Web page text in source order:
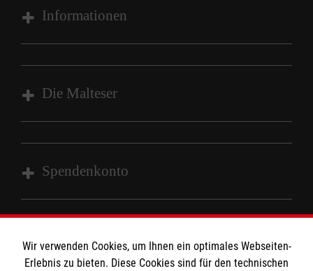
Informationen
Impressum
Datenschutz
Die Malteser
Malteser in Deutschland
Malteserorden
Spendenkonto
Empfänger: Malteser Hilfsdienst e.V.
Bank: Sparkasse Wiesental
IBAN: DE97683515570003232774
So finden Sie uns
Wir verwenden Cookies, um Ihnen ein optimales Webseiten-
Erlebnis zu bieten. Diese Cookies sind für den technischen